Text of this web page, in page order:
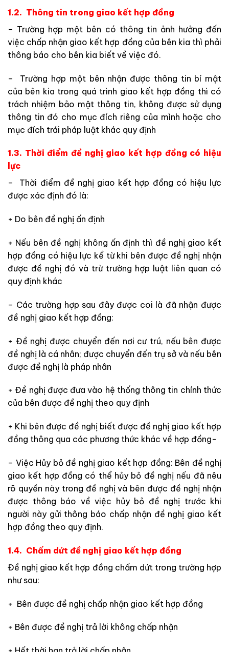
1.2. Thông tin trong giao kết hợp đồng
– Trường hợp một bên có thông tin ảnh hưởng đến
việc chấp nhận giao kết hợp đồng của bên kia thì phải
thông báo cho bên kia biết về việc đó.
– Trường hợp một bên nhận được thông tin bí mật
của bên kia trong quá trình giao kết hợp đồng thì có
trách nhiệm bảo mật thông tin, không được sử dụng
thông tin đó cho mục đích riêng của mình hoặc cho
mục đích trái pháp luật khác quy định
1.3. Thời điểm đề nghị giao kết hợp đồng có hiệu
lực
– Thời điểm đề nghị giao kết hợp đồng có hiệu lực
được xác định đó là:
+ Do bên đề nghị ấn định
+ Nếu bên đề nghị không ấn định thì đề nghị giao kết
hợp đồng có hiệu lực kể từ khi bên được đề nghị nhận
được đề nghị đó và trừ trường hợp luật liên quan có
quy định khác
– Các trường hợp sau đây được coi là đã nhận được
đề nghị giao kết hợp đồng:
+ Đề nghị được chuyển đến nơi cư trú, nếu bên được
đề nghị là cá nhân; được chuyển đến trụ sở và nếu bên
được đề nghị là pháp nhân
+ Đề nghị được đưa vào hệ thống thông tin chính thức
của bên được đề nghị theo quy định
+ Khi bên được đề nghị biết được đề nghị giao kết hợp
đồng thông qua các phương thức khác về hợp đồng-
– Việc Hủy bỏ đề nghị giao kết hợp đồng: Bên đề nghị
giao kết hợp đồng có thể hủy bỏ đề nghị nếu đã nêu
rõ quyền này trong đề nghị và bên được đề nghị nhận
được thông báo về việc hủy bỏ đề nghị trước khi
người này gửi thông báo chấp nhận đề nghị giao kết
hợp đồng theo quy định.
1.4. Chấm dứt đề nghị giao kết hợp đồng
Đề nghị giao kết hợp đồng chấm dứt trong trường hợp
như sau:
+ Bên được đề nghị chấp nhận giao kết hợp đồng
+ Bên được đề nghị trả lời không chấp nhận